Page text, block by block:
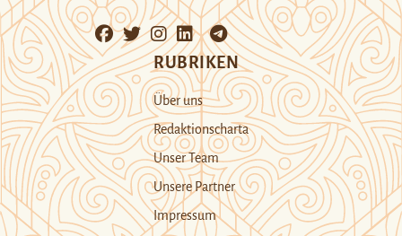
RUBRIKEN
Über uns
Redaktionscharta
Unser Team
Unsere Partner
Impressum